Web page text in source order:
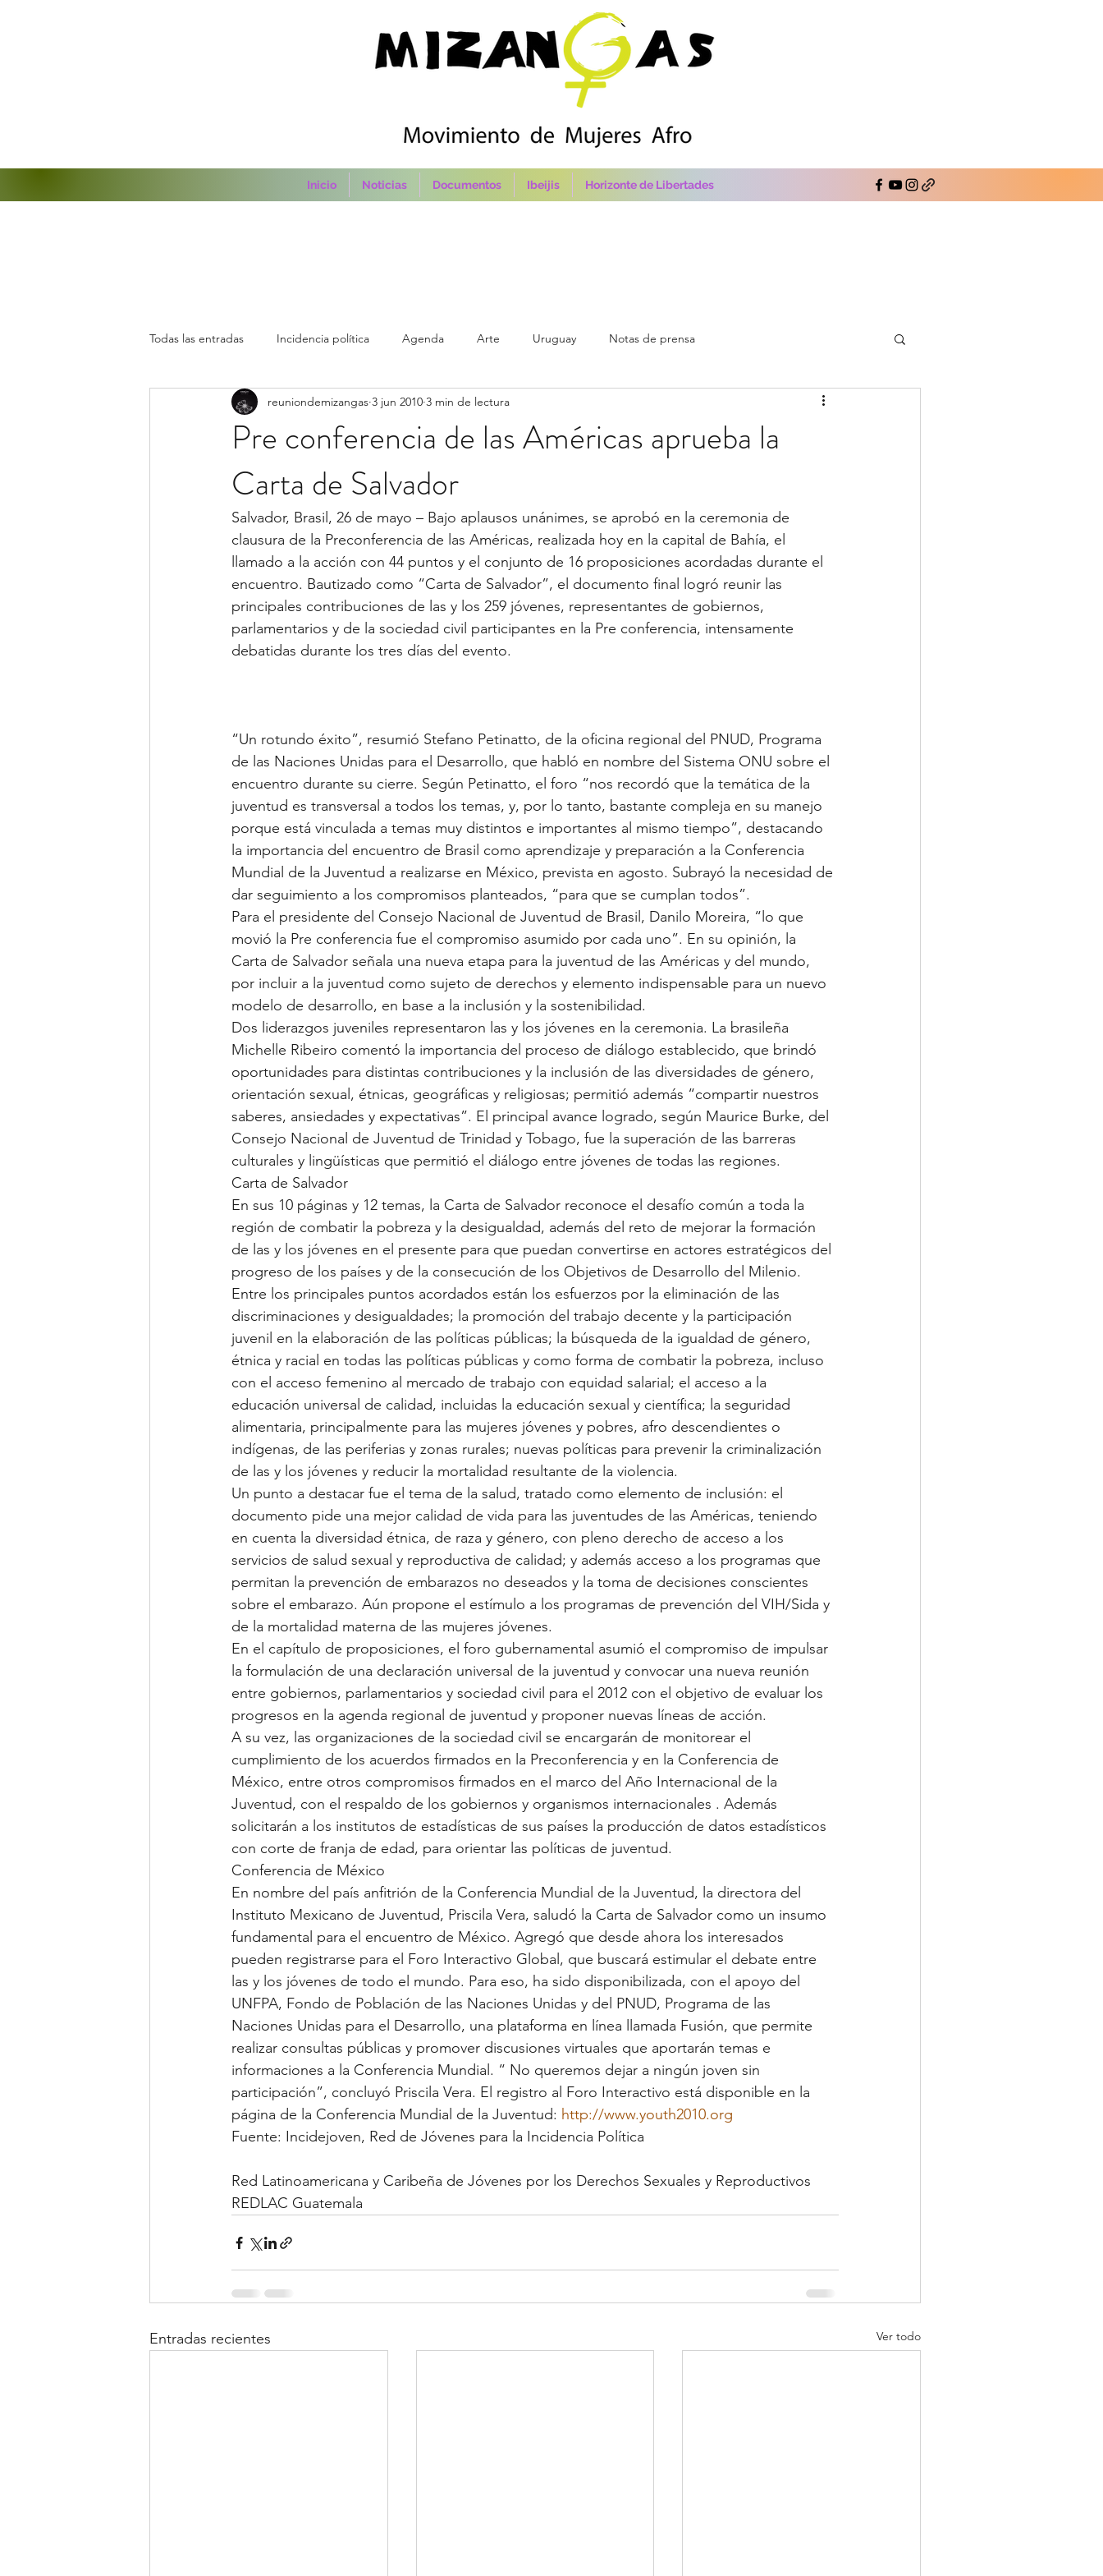
Inicio Noticias Documentos Ibeijis Horizonte de Libertades
Todas las entradas Incidencia política Agenda Arte Uruguay Notas de prensa
Pre conferencia de las Américas aprueba la
Carta de Salvador
reuniondemizangas 3 jun 2010 3 min de lectura
Salvador, Brasil, 26 de mayo – Bajo aplausos unánimes, se aprobó en la ceremonia de
clausura de la Preconferencia de las Américas, realizada hoy en la capital de Bahía, el
llamado a la acción con 44 puntos y el conjunto de 16 proposiciones acordadas durante el
encuentro. Bautizado como “Carta de Salvador”, el documento final logró reunir las
principales contribuciones de las y los 259 jóvenes, representantes de gobiernos,
parlamentarios y de la sociedad civil participantes en la Pre conferencia, intensamente
debatidas durante los tres días del evento.
“Un rotundo éxito”, resumió Stefano Petinatto, de la oficina regional del PNUD, Programa
de las Naciones Unidas para el Desarrollo, que habló en nombre del Sistema ONU sobre el
encuentro durante su cierre. Según Petinatto, el foro “nos recordó que la temática de la
juventud es transversal a todos los temas, y, por lo tanto, bastante compleja en su manejo
porque está vinculada a temas muy distintos e importantes al mismo tiempo”, destacando
la importancia del encuentro de Brasil como aprendizaje y preparación a la Conferencia
Mundial de la Juventud a realizarse en México, prevista en agosto. Subrayó la necesidad de
dar seguimiento a los compromisos planteados, “para que se cumplan todos”.
Para el presidente del Consejo Nacional de Juventud de Brasil, Danilo Moreira, “lo que
movió la Pre conferencia fue el compromiso asumido por cada uno”. En su opinión, la
Carta de Salvador señala una nueva etapa para la juventud de las Américas y del mundo,
por incluir a la juventud como sujeto de derechos y elemento indispensable para un nuevo
modelo de desarrollo, en base a la inclusión y la sostenibilidad.
Dos liderazgos juveniles representaron las y los jóvenes en la ceremonia. La brasileña
Michelle Ribeiro comentó la importancia del proceso de diálogo establecido, que brindó
oportunidades para distintas contribuciones y la inclusión de las diversidades de género,
orientación sexual, étnicas, geográficas y religiosas; permitió además “compartir nuestros
saberes, ansiedades y expectativas”. El principal avance logrado, según Maurice Burke, del
Consejo Nacional de Juventud de Trinidad y Tobago, fue la superación de las barreras
culturales y lingüísticas que permitió el diálogo entre jóvenes de todas las regiones.
Carta de Salvador
En sus 10 páginas y 12 temas, la Carta de Salvador reconoce el desafío común a toda la
región de combatir la pobreza y la desigualdad, además del reto de mejorar la formación
de las y los jóvenes en el presente para que puedan convertirse en actores estratégicos del
progreso de los países y de la consecución de los Objetivos de Desarrollo del Milenio.
Entre los principales puntos acordados están los esfuerzos por la eliminación de las
discriminaciones y desigualdades; la promoción del trabajo decente y la participación
juvenil en la elaboración de las políticas públicas; la búsqueda de la igualdad de género,
étnica y racial en todas las políticas públicas y como forma de combatir la pobreza, incluso
con el acceso femenino al mercado de trabajo con equidad salarial; el acceso a la
educación universal de calidad, incluidas la educación sexual y científica; la seguridad
alimentaria, principalmente para las mujeres jóvenes y pobres, afro descendientes o
indígenas, de las periferias y zonas rurales; nuevas políticas para prevenir la criminalización
de las y los jóvenes y reducir la mortalidad resultante de la violencia.
Un punto a destacar fue el tema de la salud, tratado como elemento de inclusión: el
documento pide una mejor calidad de vida para las juventudes de las Américas, teniendo
en cuenta la diversidad étnica, de raza y género, con pleno derecho de acceso a los
servicios de salud sexual y reproductiva de calidad; y además acceso a los programas que
permitan la prevención de embarazos no deseados y la toma de decisiones conscientes
sobre el embarazo. Aún propone el estímulo a los programas de prevención del VIH/Sida y
de la mortalidad materna de las mujeres jóvenes.
En el capítulo de proposiciones, el foro gubernamental asumió el compromiso de impulsar
la formulación de una declaración universal de la juventud y convocar una nueva reunión
entre gobiernos, parlamentarios y sociedad civil para el 2012 con el objetivo de evaluar los
progresos en la agenda regional de juventud y proponer nuevas líneas de acción.
A su vez, las organizaciones de la sociedad civil se encargarán de monitorear el
cumplimiento de los acuerdos firmados en la Preconferencia y en la Conferencia de
México, entre otros compromisos firmados en el marco del Año Internacional de la
Juventud, con el respaldo de los gobiernos y organismos internacionales . Además
solicitarán a los institutos de estadísticas de sus países la producción de datos estadísticos
con corte de franja de edad, para orientar las políticas de juventud.
Conferencia de México
En nombre del país anfitrión de la Conferencia Mundial de la Juventud, la directora del
Instituto Mexicano de Juventud, Priscila Vera, saludó la Carta de Salvador como un insumo
fundamental para el encuentro de México. Agregó que desde ahora los interesados
pueden registrarse para el Foro Interactivo Global, que buscará estimular el debate entre
las y los jóvenes de todo el mundo. Para eso, ha sido disponibilizada, con el apoyo del
UNFPA, Fondo de Población de las Naciones Unidas y del PNUD, Programa de las
Naciones Unidas para el Desarrollo, una plataforma en línea llamada Fusión, que permite
realizar consultas públicas y promover discusiones virtuales que aportarán temas e
informaciones a la Conferencia Mundial. “ No queremos dejar a ningún joven sin
participación”, concluyó Priscila Vera. El registro al Foro Interactivo está disponible en la
página de la Conferencia Mundial de la Juventud: http://www.youth2010.org
Fuente: Incidejoven, Red de Jóvenes para la Incidencia Política
Red Latinoamericana y Caribeña de Jóvenes por los Derechos Sexuales y Reproductivos
REDLAC Guatemala
Entradas recientes Ver todo